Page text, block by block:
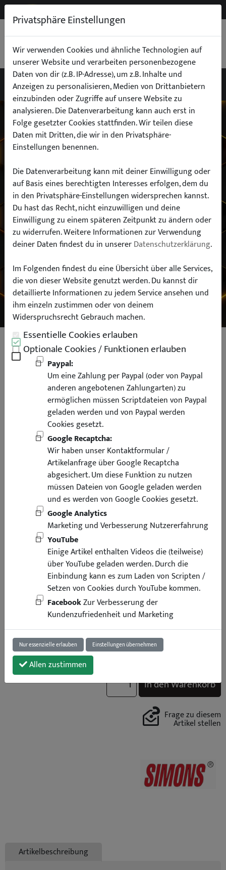
0,00 €
Wähle dein Auto
finde alle passenden Teile schnell und
einfach
Hersteller:
Modell:
SUCHEN
SIMONS Edelstahl Gruppe A
Sportauspuffanlage für Audi A4 B5
Limousine Avant Quattro 2x80
971,94 €
inkl. Mwstzzgl. Versand
Lieferung binnen 3 Arbeitstagen
In den Warenkorb
Frage zu diesem
Artikel stellen
Artikelbeschreibung
Privatsphäre Einstellungen
Wir verwenden Cookies und ähnliche Technologien auf
unserer Website und verarbeiten personenbezogene
Daten von dir (z.B. IP-Adresse), um z.B. Inhalte und
Anzeigen zu personalisieren, Medien von Drittanbietern
einzubinden oder Zugriffe auf unsere Website zu
analysieren. Die Datenverarbeitung kann auch erst in
Folge gesetzter Cookies stattfinden. Wir teilen diese
Daten mit Dritten, die wir in den Privatsphäre-
Einstellungen benennen.
Die Datenverarbeitung kann mit deiner Einwilligung oder
auf Basis eines berechtigten Interesses erfolgen, dem du
in den Privatsphäre-Einstellungen widersprechen kannst.
Du hast das Recht, nicht einzuwilligen und deine
Einwilligung zu einem späteren Zeitpunkt zu ändern oder
zu widerrufen. Weitere Informationen zur Verwendung
deiner Daten findest du in unsererDatenschutzerklärung.
Im Folgenden findest du eine Übersicht über alle Services,
die von dieser Website genutzt werden. Du kannst dir
detaillierte Informationen zu jedem Service ansehen und
ihm einzeln zustimmen oder von deinem
Widerspruchsrecht Gebrauch machen.
Essentielle Cookies erlauben
Optionale Cookies / Funktionen erlauben
Paypal:
Um eine Zahlung per Paypal (oder von Paypal
anderen angebotenen Zahlungarten) zu
ermöglichen müssen Scriptdateien von Paypal
geladen werden und von Paypal werden
Cookies gesetzt.
Google Recaptcha:
Wir haben unser Kontaktformular /
Artikelanfrage über Google Recaptcha
abgesichert. Um diese Funktion zu nutzen
müssen Dateien von Google geladen werden
und es werden von Google Cookies gesetzt.
Google Analytics
Marketing und Verbesserung Nutzererfahrung
YouTube
Einige Artikel enthalten Videos die (teilweise)
über YouTube geladen werden. Durch die
Einbindung kann es zum Laden von Scripten /
Setzen von Cookies durch YouTube kommen.
FacebookZur Verbesserung der
Kundenzufriedenheit und Marketing
Nur essenzielle erlauben Einstellungen übernehmen
Allen zustimmen